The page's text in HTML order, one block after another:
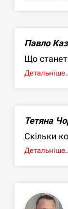
Павло
Що
Тетяна
Скільки